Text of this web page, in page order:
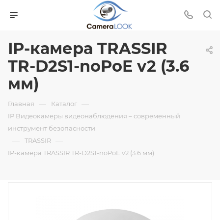
IP-камера TRASSIR
TR-D2S1-noPoE v2 (3.6
мм)
Главная — Каталог —
IP Видеокамеры видеонаблюдения – современный
инструмент безопасности
— TRASSIR —
IP-камера TRASSIR TR-D2S1-noPoE v2 (3.6 мм)